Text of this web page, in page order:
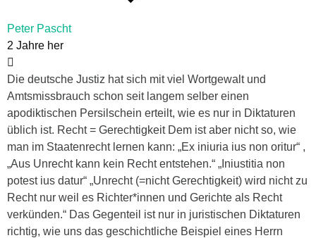
Peter Pascht
2 Jahre her
Die deutsche Justiz hat sich mit viel Wortgewalt und
Amtsmissbrauch schon seit langem selber einen
apodiktischen Persilschein erteilt, wie es nur in Diktaturen
üblich ist. Recht = Gerechtigkeit Dem ist aber nicht so, wie
man im Staatenrecht lernen kann: „Ex iniuria ius non oritur“ ,
„Aus Unrecht kann kein Recht entstehen.“ „Iniustitia non
potest ius datur“ „Unrecht (=nicht Gerechtigkeit) wird nicht zu
Recht nur weil es Richter*innen und Gerichte als Recht
verkünden.“ Das Gegenteil ist nur in juristischen Diktaturen
richtig, wie uns das geschichtliche Beispiel eines Herrn